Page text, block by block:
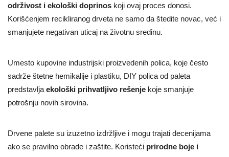
održivost i ekološki doprinos koji ovaj proces donosi.
Korišćenjem recikliranog drveta ne samo da štedite novac, već i
smanjujete negativan uticaj na životnu sredinu.
Umesto kupovine industrijski proizvedenih polica, koje često
sadrže štetne hemikalije i plastiku, DIY polica od paleta
predstavlja ekološki prihvatljivo rešenje koje smanjuje
potrošnju novih sirovina.
Drvene palete su izuzetno izdržljive i mogu trajati decenijama
ako se pravilno obrade i zaštite. Koristeći prirodne boje i